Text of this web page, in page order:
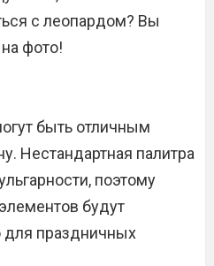
с леопардом? Вы
фото!
быть отличным
Нестандартная палитра
поэтому
будут
праздничных